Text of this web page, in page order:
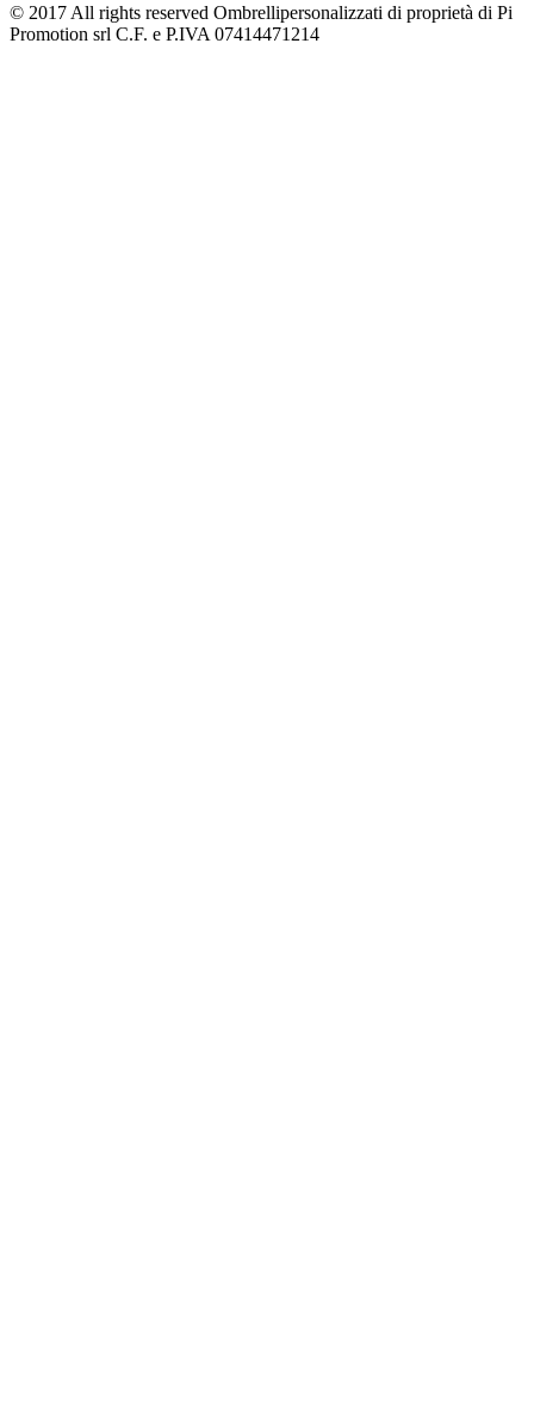
© 2017 All rights reserved Ombrellipersonalizzati di proprietà di Pi
Promotion srl C.F. e P.IVA 07414471214